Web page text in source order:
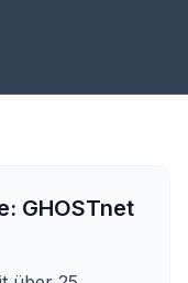
GHOSTnet